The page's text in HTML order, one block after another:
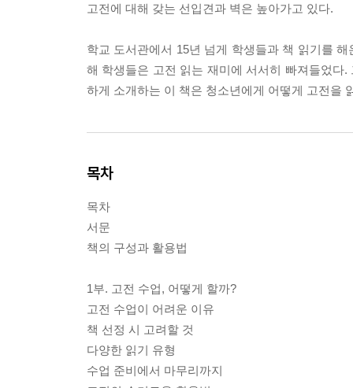
고전에 대해 갖는 선입견과 벽은 높아가고 있다.
학교 도서관에서 15년 넘게 학생들과 책 읽기를
해 학생들은 고전 읽는 재미에 서서히 빠져들었다
하게 소개하는 이 책은 청소년에게 어떻게 고전을
목차
목차
서문
책의 구성과 활용법
1부. 고전 수업, 어떻게 할까?
고전 수업이 어려운 이유
책 선정 시 고려할 것
다양한 읽기 유형
수업 준비에서 마무리까지